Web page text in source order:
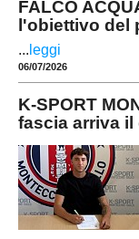
FALCO
l'obiettivo del
... leggi
06/07/2026
K-SPORT
fascia arriva il